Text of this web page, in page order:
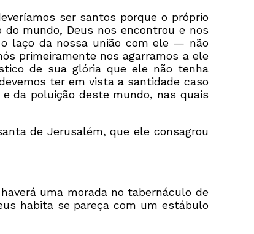
ser santos porque o próprio
mundo, Deus nos encontrou e nos
laço da nossa união com ele — não
primeiramente nos agarramos a ele
de sua glória que ele não tenha
ter em vista a santidade caso
da poluição deste mundo, nas quais
de Jerusalém, que ele consagrou
uma morada no tabernáculo de
habita se pareça com um estábulo